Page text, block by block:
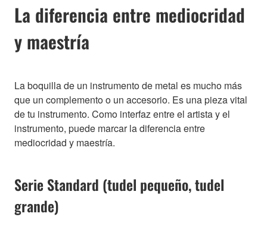
La diferencia entre mediocridad
y maestría
La boquilla de un instrumento de metal es mucho más
que un complemento o un accesorio. Es una pieza vital
de tu instrumento. Como interfaz entre el artista y el
instrumento, puede marcar la diferencia entre
mediocridad y maestría.
Serie Standard (tudel pequeño, tudel
grande)